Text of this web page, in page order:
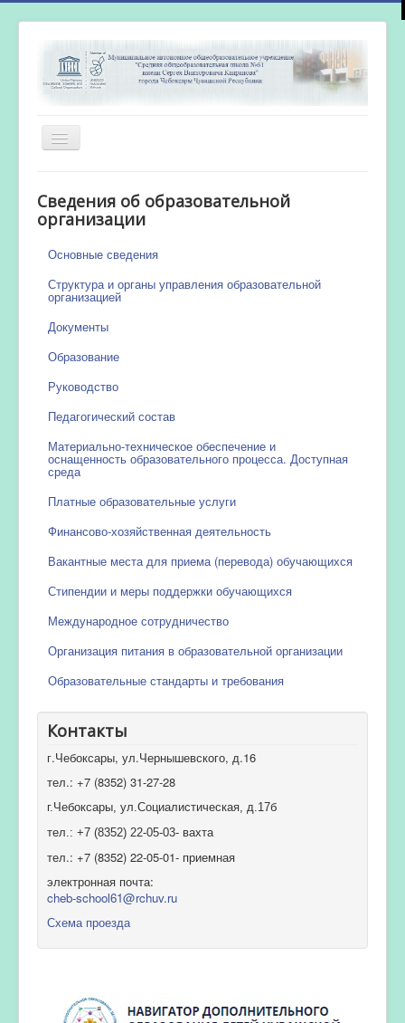
Включить/
выключить
Новости
Сведения об образовательной
организации
Основные сведения
Структура и органы управления образовательной
организацией
Документы
Образование
Руководство
Педагогический состав
Материально-техническое обеспечение и
оснащенность образовательного процесса. Доступная
среда
Платные образовательные услуги
Финансово-хозяйственная деятельность
Вакантные места для приема (перевода) обучающихся
Стипендии и меры поддержки обучающихся
Международное сотрудничество
Организация питания в образовательной организации
Образовательные стандарты и требования
Контакты
г.Чебоксары, ул.Чернышевского, д.16
тел.: +7 (8352) 31-27-28
г.Чебоксары, ул.Социалистическая, д.17б
тел.: +7 (8352) 22-05-03- вахта
тел.: +7 (8352) 22-05-01- приемная
электронная почта:
cheb-school61@rchuv.ru
Схема проезда